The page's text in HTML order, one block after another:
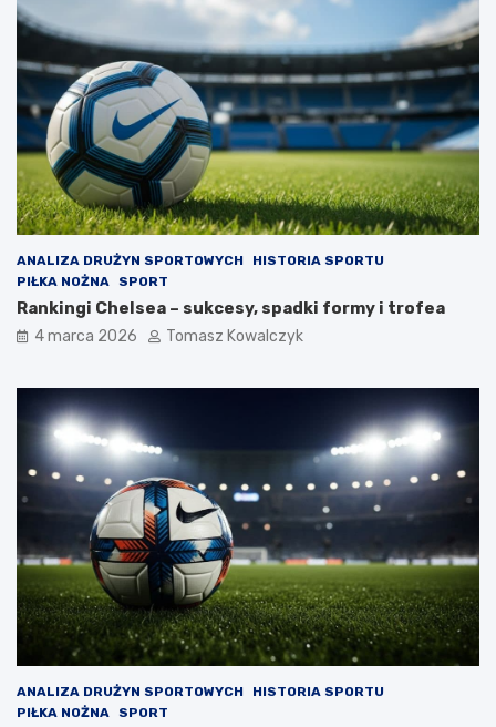
ANALIZA DRUŻYN SPORTOWYCH
HISTORIA SPORTU
PIŁKA NOŻNA
SPORT
Rankingi Chelsea – sukcesy, spadki formy i trofea
4 marca 2026 Tomasz Kowalczyk
ANALIZA DRUŻYN SPORTOWYCH
HISTORIA SPORTU
PIŁKA NOŻNA
SPORT